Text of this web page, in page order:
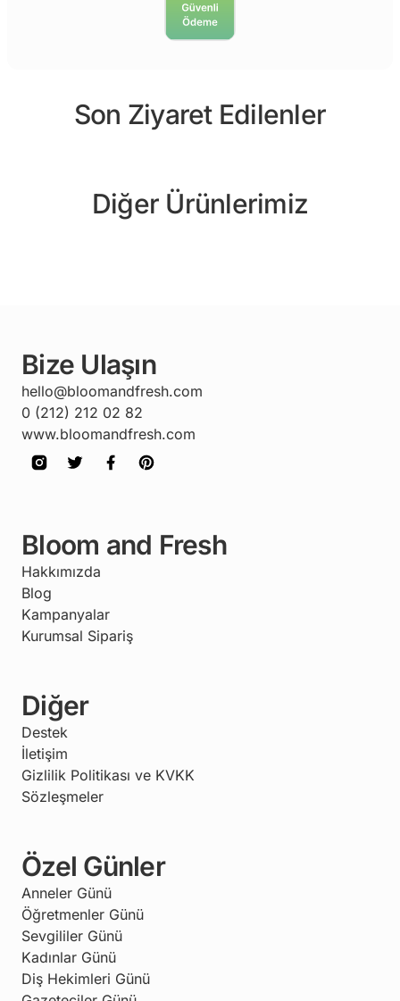
Son Ziyaret Edilenler
Diğer Ürünlerimiz
Bize Ulaşın
hello@bloomandfresh.com
0 (212) 212 02 82
www.bloomandfresh.com
Bloom and Fresh
Hakkımızda
Blog
Kampanyalar
Kurumsal Sipariş
Diğer
Destek
İletişim
Gizlilik Politikası ve KVKK
Sözleşmeler
Özel Günler
Anneler Günü
Öğretmenler Günü
Sevgililer Günü
Kadınlar Günü
Diş Hekimleri Günü